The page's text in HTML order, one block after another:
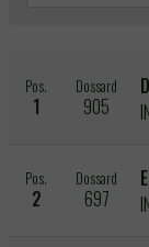
Pos.
1
Dossard
905
Pos.
2
Dossard
697